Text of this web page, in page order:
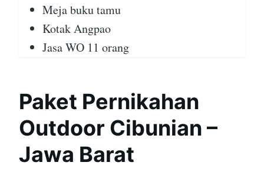
Meja buku tamu
Kotak Angpao
Jasa WO 11 orang
Paket Pernikahan
Outdoor Cibunian –
Jawa Barat